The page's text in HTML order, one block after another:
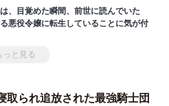
、目覚めた瞬間、前世に読んでいた
悪役令嬢に転生していることに気が付
あげるわ！」
っと見る
取られ追放された最強騎士団